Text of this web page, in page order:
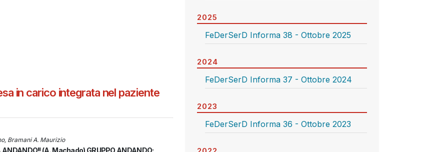
in carico integrata nel paziente
Bramani A. Maurizio
(A. Machado) GRUPPO ANDANDO:
2025
FeDerSerD Informa 38 - Ottobre 2025
2024
FeDerSerD Informa 37 - Ottobre 2024
2023
FeDerSerD Informa 36 - Ottobre 2023